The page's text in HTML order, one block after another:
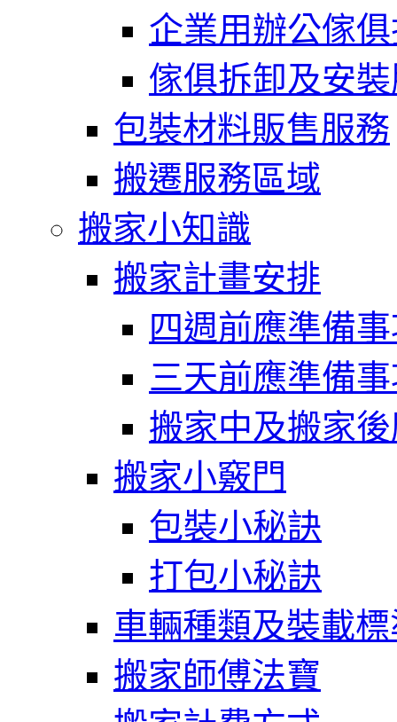
企業用辦公傢
傢俱拆卸及安
包裝材料販售服務
搬遷服務區域
搬家小知識
搬家計畫安排
四週前應準備
三天前應準備
搬家中及搬家
搬家小竅門
包裝小秘訣
打包小秘訣
車輛種類及裝載
搬家師傅法寶